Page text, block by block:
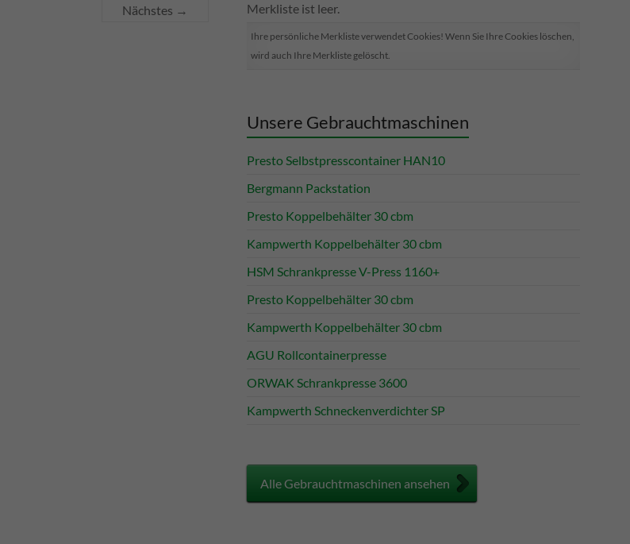
Nächstes → Merkliste ist leer.
Ihre persönliche Merkliste verwendet Cookies! Wenn Sie Ihre Cookies löschen,
wird auch Ihre Merkliste gelöscht.
Unsere Gebrauchtmaschinen
Presto Selbstpresscontainer HAN10
Bergmann Packstation
Presto Koppelbehälter 30 cbm
Kampwerth Koppelbehälter 30 cbm
HSM Schrankpresse V-Press 1160+
Presto Koppelbehälter 30 cbm
Kampwerth Koppelbehälter 30 cbm
AGU Rollcontainerpresse
ORWAK Schrankpresse 3600
Kampwerth Schneckenverdichter SP
Alle Gebrauchtmaschinen ansehen